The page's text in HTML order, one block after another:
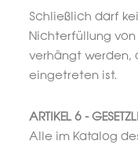
Schließlich darf
Nichterfüllung
verhängt werden,
eingetreten ist.
ARTIKEL 6 -
Alle im Katalog